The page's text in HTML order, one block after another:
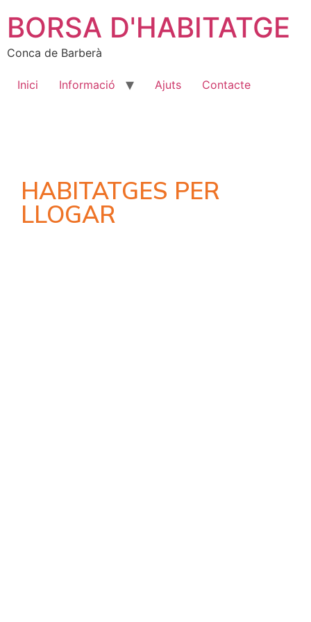
BORSA D'HABITATGE
Conca de Barberà
Inici Informació Ajuts Contacte
HABITATGES PER
LLOGAR